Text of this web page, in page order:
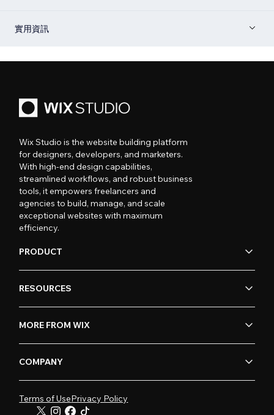
實用資訊
Wix Studio is the website building platform
for designers, developers, and marketers.
With high-end design capabilities,
streamlined workflows, and robust business
tools, it empowers freelancers and
agencies to build, manage, and scale
exceptional websites with maximum
efficiency.
PRODUCT
RESOURCES
MORE FROM WIX
COMPANY
Terms of UsePrivacy Policy